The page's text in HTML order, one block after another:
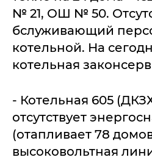
№ 21, ОШ № 50.
бслуживающий
котельной. На
котельная
- Котельная 605
отсутствует
(отапливает 78
высоковольтная